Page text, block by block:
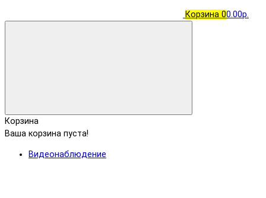
Корзина 00.00р.
Корзина
Ваша корзина пуста!
Видеонаблюдение